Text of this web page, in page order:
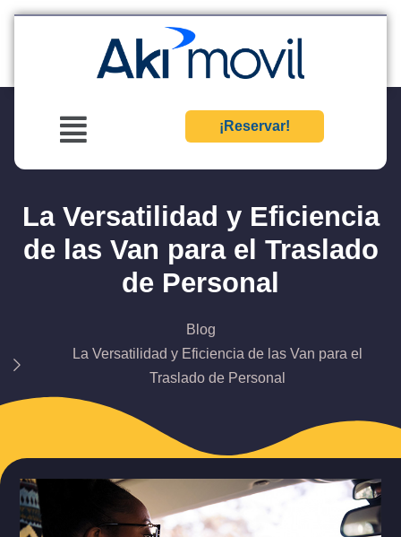
¡Reservar!
La Versatilidad y Eficiencia
de las Van para el Traslado
de Personal
Blog
La Versatilidad y Eficiencia de las Van para el
Traslado de Personal